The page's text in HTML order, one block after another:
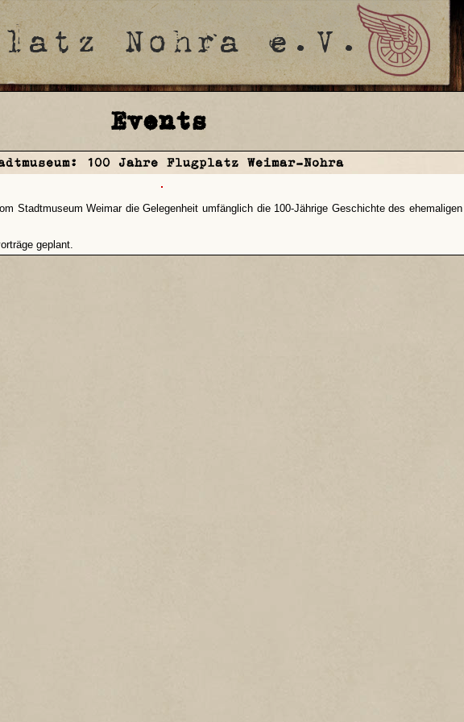
Events
100 Jahre Flugplatz Weimar-Nohra
Stadtmuseum Weimar die Gelegenheit umfänglich die 100-Jährige Geschichte des
geplant.